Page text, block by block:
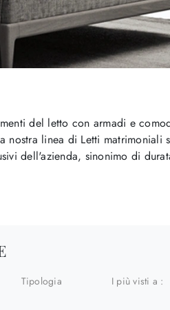
del letto con armadi e
linea di Letti matrimoniali
dell'azienda, sinonimo di
Tipologia I più visti a :